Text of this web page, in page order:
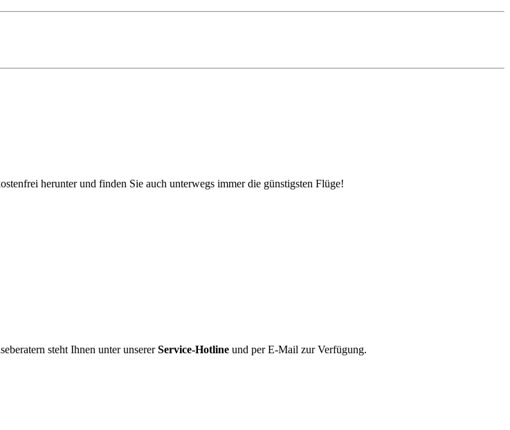
herunter und finden Sie auch unterwegs immer die günstigsten Flüge!
steht Ihnen unter unsererService-Hotline und per E-Mail zur Verfügung.